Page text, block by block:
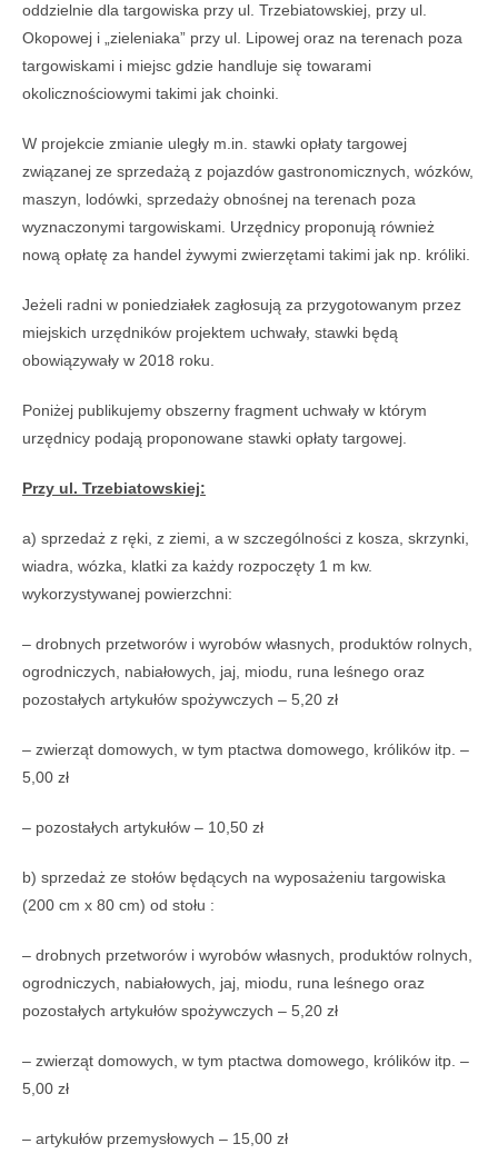
oddzielnie dla targowiska przy ul. Trzebiatowskiej, przy ul.
Okopowej i „zieleniaka” przy ul. Lipowej oraz na terenach poza
targowiskami i miejsc gdzie handluje się towarami
okolicznościowymi takimi jak choinki.
W projekcie zmianie uległy m.in. stawki opłaty targowej
związanej ze sprzedażą z pojazdów gastronomicznych, wózków,
maszyn, lodówki, sprzedaży obnośnej na terenach poza
wyznaczonymi targowiskami. Urzędnicy proponują również
nową opłatę za handel żywymi zwierzętami takimi jak np. króliki.
Jeżeli radni w poniedziałek zagłosują za przygotowanym przez
miejskich urzędników projektem uchwały, stawki będą
obowiązywały w 2018 roku.
Poniżej publikujemy obszerny fragment uchwały w którym
urzędnicy podają proponowane stawki opłaty targowej.
Przy ul. Trzebiatowskiej:
a) sprzedaż z ręki, z ziemi, a w szczególności z kosza, skrzynki,
wiadra, wózka, klatki za każdy rozpoczęty 1 m kw.
wykorzystywanej powierzchni:
– drobnych przetworów i wyrobów własnych, produktów rolnych,
ogrodniczych, nabiałowych, jaj, miodu, runa leśnego oraz
pozostałych artykułów spożywczych – 5,20 zł
– zwierząt domowych, w tym ptactwa domowego, królików itp. –
5,00 zł
– pozostałych artykułów – 10,50 zł
b) sprzedaż ze stołów będących na wyposażeniu targowiska
(200 cm x 80 cm) od stołu :
– drobnych przetworów i wyrobów własnych, produktów rolnych,
ogrodniczych, nabiałowych, jaj, miodu, runa leśnego oraz
pozostałych artykułów spożywczych – 5,20 zł
– zwierząt domowych, w tym ptactwa domowego, królików itp. –
5,00 zł
– artykułów przemysłowych – 15,00 zł